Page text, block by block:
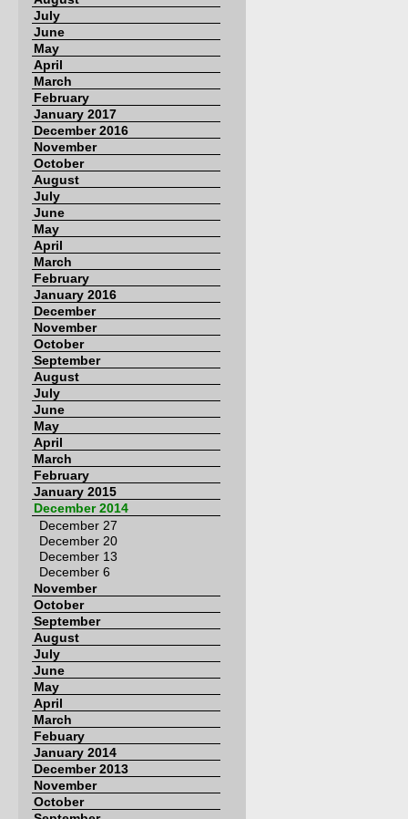
July
June
May
April
March
February
January 2017
December 2016
November
October
August
July
June
May
April
March
February
January 2016
December
November
October
September
August
July
June
May
April
March
February
January 2015
December 2014
December 27
December 20
December 13
December 6
November
October
September
August
July
June
May
April
March
Febuary
January 2014
December 2013
November
October